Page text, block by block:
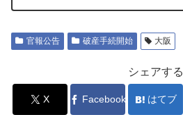
官報公告 破産手続開始 大阪
シェアする
X Facebook はてブ